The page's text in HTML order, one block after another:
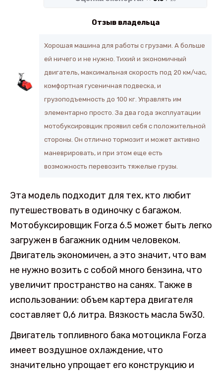
Отзыв владельца
Хорошая машина для работы с грузами. А больше
ей ничего и не нужно. Тихий и экономичный
двигатель, максимальная скорость под 20 км/час,
комфортная гусеничная подвеска, и
грузоподъемность до 100 кг. Управлять им
элементарно просто. За два года эксплуатации
мотобуксировщик проявил себя с положительной
стороны. Он отлично тормозит и может активно
маневрировать, и при этом еще есть
возможность перевозить тяжелые грузы.
Эта модель подходит для тех, кто любит
путешествовать в одиночку с багажом.
Мотобуксировщик Forza 6.5 может быть легко
загружен в багажник одним человеком.
Двигатель экономичен, а это значит, что вам
не нужно возить с собой много бензина, что
увеличит пространство на санях. Также в
использовании: объем картера двигателя
составляет 0,6 литра. Вязкость масла 5w30.
Двигатель топливного бака мотоцикла Forza
имеет воздушное охлаждение, что
значительно упрощает его конструкцию и